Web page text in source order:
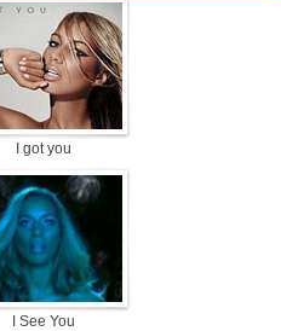
I got you
I See You